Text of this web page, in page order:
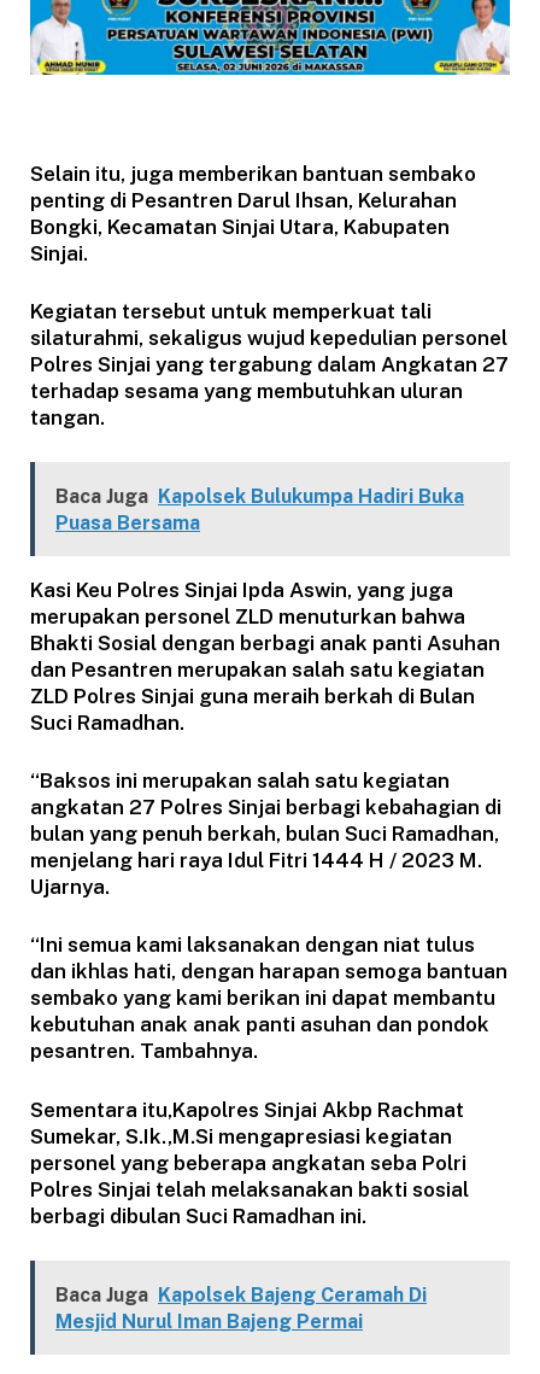
Selain itu, juga memberikan bantuan sembako
penting di Pesantren Darul Ihsan, Kelurahan
Bongki, Kecamatan Sinjai Utara, Kabupaten
Sinjai.
Kegiatan tersebut untuk memperkuat tali
silaturahmi, sekaligus wujud kepedulian personel
Polres Sinjai yang tergabung dalam Angkatan 27
terhadap sesama yang membutuhkan uluran
tangan.
Baca Juga Kapolsek Bulukumpa Hadiri Buka
Puasa Bersama
Kasi Keu Polres Sinjai Ipda Aswin, yang juga
merupakan personel ZLD menuturkan bahwa
Bhakti Sosial dengan berbagi anak panti Asuhan
dan Pesantren merupakan salah satu kegiatan
ZLD Polres Sinjai guna meraih berkah di Bulan
Suci Ramadhan.
“Baksos ini merupakan salah satu kegiatan
angkatan 27 Polres Sinjai berbagi kebahagian di
bulan yang penuh berkah, bulan Suci Ramadhan,
menjelang hari raya Idul Fitri 1444 H / 2023 M.
Ujarnya.
“Ini semua kami laksanakan dengan niat tulus
dan ikhlas hati, dengan harapan semoga bantuan
sembako yang kami berikan ini dapat membantu
kebutuhan anak anak panti asuhan dan pondok
pesantren. Tambahnya.
Sementara itu,Kapolres Sinjai Akbp Rachmat
Sumekar, S.Ik.,M.Si mengapresiasi kegiatan
personel yang beberapa angkatan seba Polri
Polres Sinjai telah melaksanakan bakti sosial
berbagi dibulan Suci Ramadhan ini.
Baca Juga Kapolsek Bajeng Ceramah Di
Mesjid Nurul Iman Bajeng Permai